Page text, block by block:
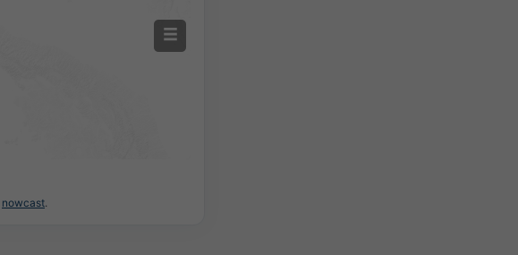
nowcast.